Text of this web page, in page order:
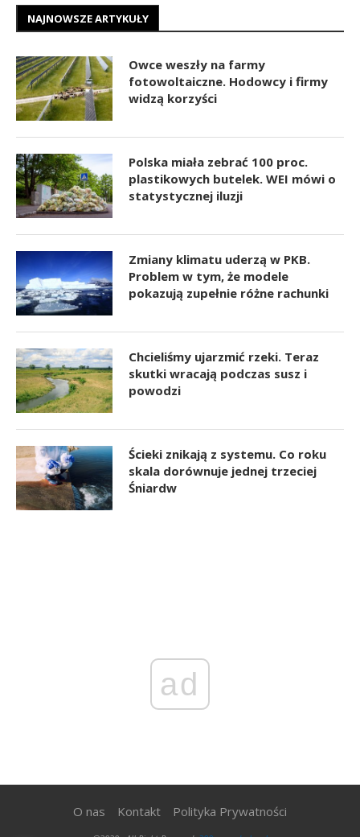
NAJNOWSZE ARTYKUŁY
Owce weszły na farmy
fotowoltaiczne. Hodowcy i firmy
widzą korzyści
Polska miała zebrać 100 proc.
plastikowych butelek. WEI mówi o
statystycznej iluzji
Zmiany klimatu uderzą w PKB.
Problem w tym, że modele
pokazują zupełnie różne rachunki
Chcieliśmy ujarzmić rzeki. Teraz
skutki wracają podczas susz i
powodzi
Ścieki znikają z systemu. Co roku
skala dorównuje jednej trzeciej
Śniardw
ad
O nas Kontakt Polityka Prywatności